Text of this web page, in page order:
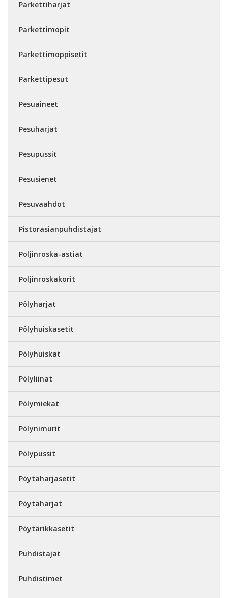
Parkettiharjat
Parkettimopit
Parkettimoppisetit
Parkettipesut
Pesuaineet
Pesuharjat
Pesupussit
Pesusienet
Pesuvaahdot
Pistorasianpuhdistajat
Poljinroska-astiat
Poljinroskakorit
Pölyharjat
Pölyhuiskasetit
Pölyhuiskat
Pölyliinat
Pölymiekat
Pölynimurit
Pölypussit
Pöytäharjasetit
Pöytäharjat
Pöytärikkasetit
Puhdistajat
Puhdistimet